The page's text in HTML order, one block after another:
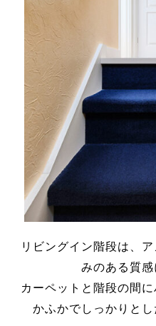
リビングイン階段は、
みのある質感
カーペットと階段の間
かふかでしっかりとし